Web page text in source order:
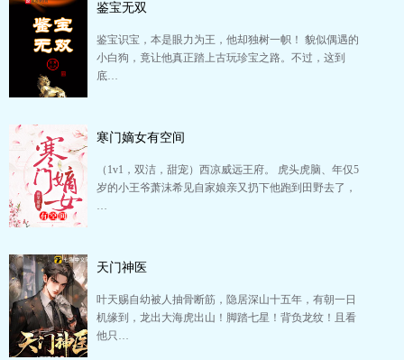
鉴宝无双
鉴宝识宝，本是眼力为王，他却独树一帜！ 貌似偶遇的
小白狗，竟让他真正踏上古玩珍宝之路。不过，这到
底…
寒门嫡女有空间
（1v1，双洁，甜宠）西凉威远王府。 虎头虎脑、年仅5
岁的小王爷萧沫希见自家娘亲又扔下他跑到田野去了，
…
天门神医
叶天赐自幼被人抽骨断筋，隐居深山十五年，有朝一日
机缘到，龙出大海虎出山！脚踏七星！背负龙纹！且看
他只…